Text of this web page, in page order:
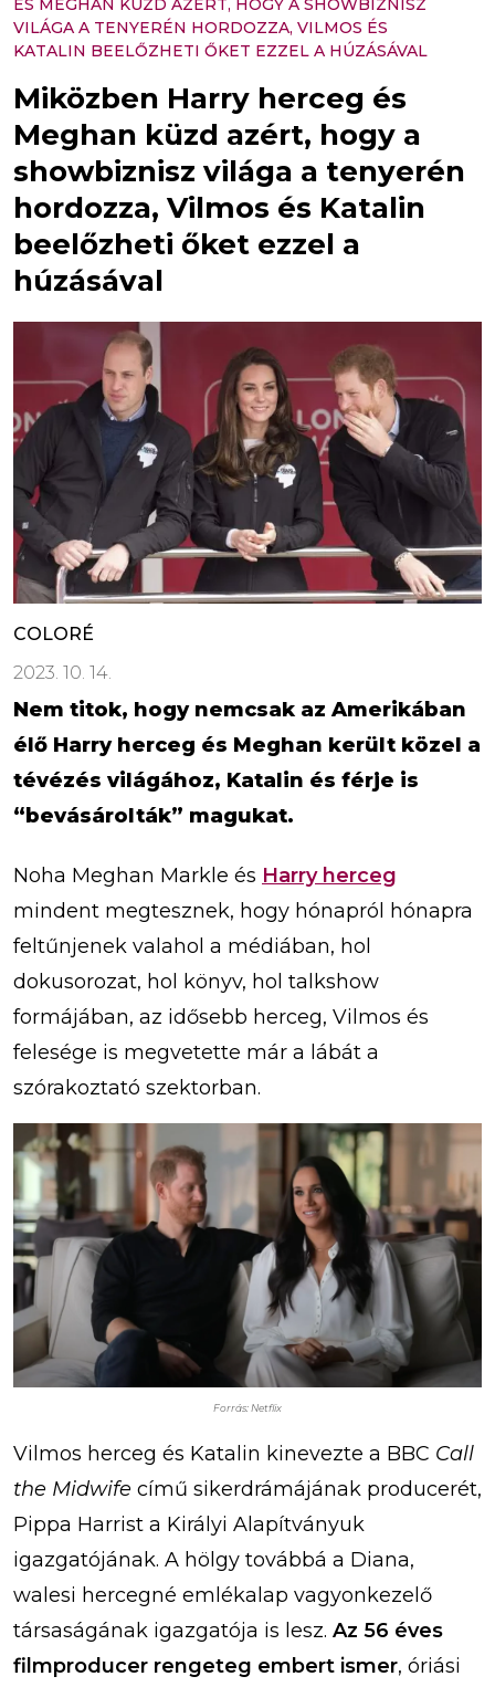
ÉS MEGHAN KÜZD AZÉRT, HOGY A SHOWBIZNISZ
VILÁGA A TENYERÉN HORDOZZA, VILMOS ÉS
KATALIN BEELŐZHETI ŐKET EZZEL A HÚZÁSÁVAL
Miközben Harry herceg és
Meghan küzd azért, hogy a
showbiznisz világa a tenyerén
hordozza, Vilmos és Katalin
beelőzheti őket ezzel a
húzásával
COLORÉ
2023. 10. 14.
Nem titok, hogy nemcsak az Amerikában
élő Harry herceg és Meghan került közel a
tévézés világához, Katalin és férje is
“bevásárolták” magukat.
Noha Meghan Markle és Harry herceg
mindent megtesznek, hogy hónapról hónapra
feltűnjenek valahol a médiában, hol
dokusorozat, hol könyv, hol talkshow
formájában, az idősebb herceg, Vilmos és
felesége is megvetette már a lábát a
szórakoztató szektorban.
Forrás: Netflix
Vilmos herceg és Katalin kinevezte a BBC Call
the Midwife című sikerdrámájának producerét,
Pippa Harrist a Királyi Alapítványuk
igazgatójának. A hölgy továbbá a Diana,
walesi hercegné emlékalap vagyonkezelő
társaságának igazgatója is lesz. Az 56 éves
filmproducer rengeteg embert ismer, óriási